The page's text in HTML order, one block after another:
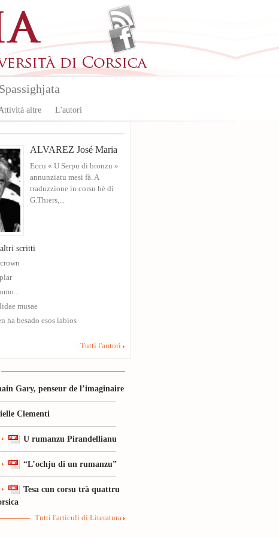
altre L'autori
Spassighjata
ALVAREZ José Maria
Eccu « U Serpu di bronzu »
annunziatu mesi fà. A
traduzzione in corsu hè di
G.Thiers,...
scritti
musae
ha besado esos labios
Tutti l'autori
Gary, penseur de l’imaginaire
Clementi
U rumanzu Pirandellianu
“L’ochju di un rumanzu”
Tesa cun corsu trà quattru
Tutti l'articuli di Literatura